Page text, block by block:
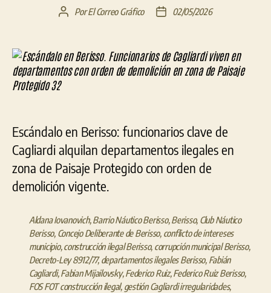
Autor
entrada
PorEl Correo Gráfico
Fecha
entrada
02/05/2026
Escándalo en Berisso: funcionarios clave de
Cagliardi alquilan departamentos ilegales en
zona de Paisaje Protegido con orden de
demolición vigente.
Aldana Iovanovich, Barrio Náutico Berisso, Berisso, Club Náutico
Berisso, Concejo Deliberante de Berisso, conflicto de intereses
municipio, construcción ilegal Berisso, corrupción municipal Berisso,
Decreto-Ley 8912/77,departamentos ilegales Berisso, Fabián
Cagliardi, Fabian Mijailovsky, Federico Ruiz, Federico Ruiz Berisso,
FOS FOT construcción ilegal, gestión Cagliardi irregularidades,